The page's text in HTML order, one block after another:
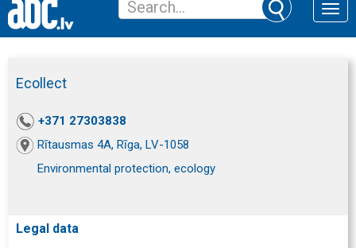
Toggle
Ecollect
+371 27303838
Rītausmas 4A, Rīga, LV-1058
Environmental protection, ecology
Legal data